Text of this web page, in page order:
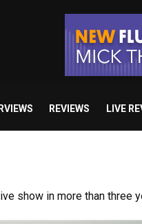
REVIEWS LIVE
show in more than three